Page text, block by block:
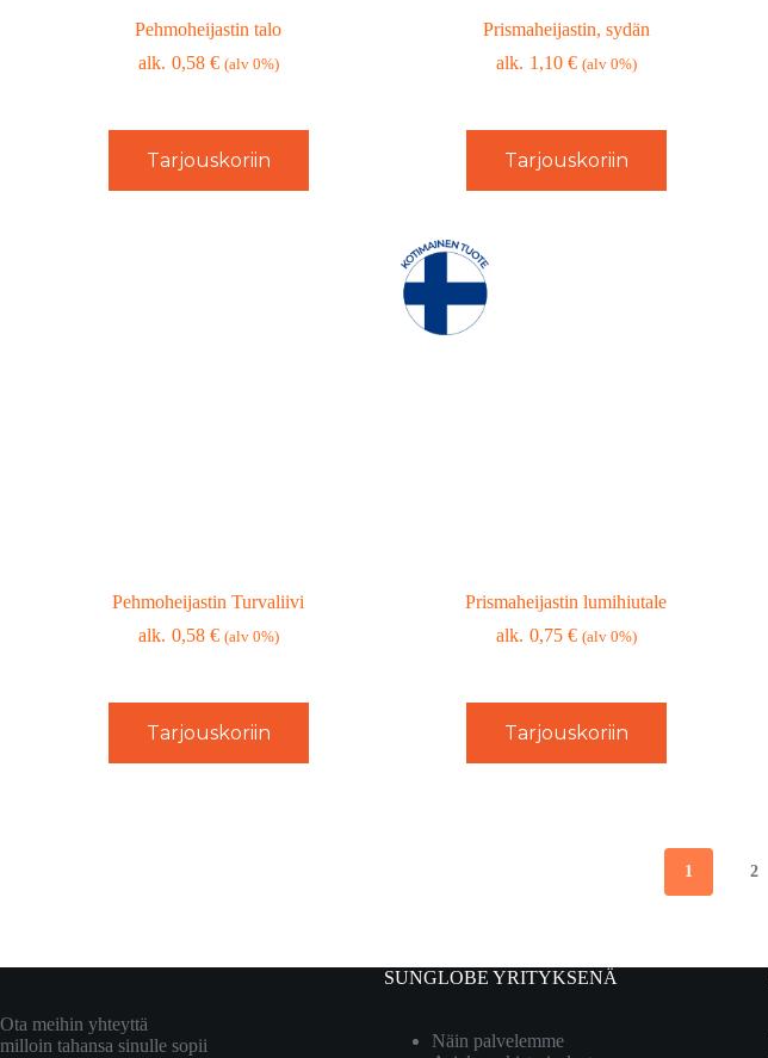
Pehmoheijastin talo
0,58 € (alv 0%)
Tarjouskoriin
Prismaheijastin, sydän
1,10 € (alv 0%)
Tarjouskoriin
Pehmoheijastin Turvaliivi
0,58 € (alv 0%)
Tarjouskoriin
Prismaheijastin lumihiutale
0,75 € (alv 0%)
Tarjouskoriin
1 2
Ota meihin yhteyttä
milloin tahansa sinulle sopii
SUNGLOBE YRITYKSENÄ
Näin palvelemme